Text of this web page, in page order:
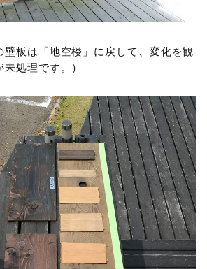
壁板は「地空楼」に戻して、変化を観
処理です。）